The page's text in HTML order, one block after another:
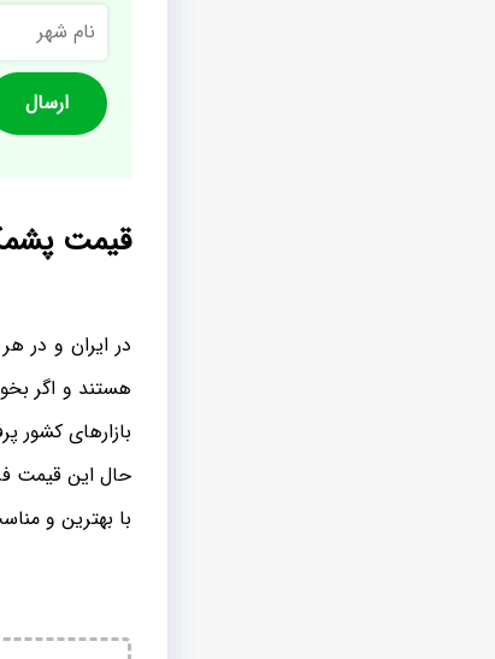
نام
شهر
قیمت
در ایران و در
هستند و اگر
بازارهای کشور
حال این قیمت
با بهترین و